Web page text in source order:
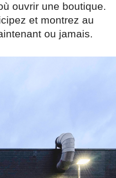
ouvrir une boutique.
et montrez au
ou jamais.